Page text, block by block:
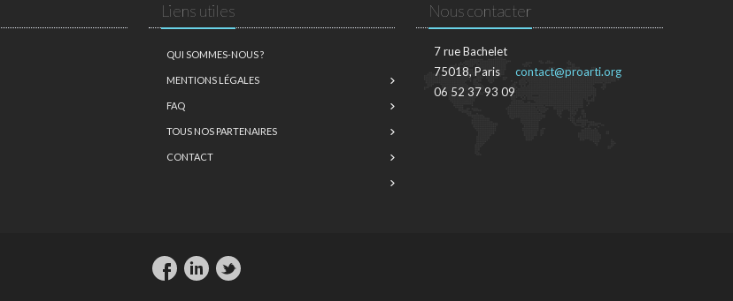
Liens utiles
QUI SOMMES-NOUS ?
MENTIONS LÉGALES
FAQ
TOUS NOS PARTENAIRES
CONTACT
Nous contacter
7 rue Bachelet
75018, Paris
06 52 37 93 09
contact@proarti.org